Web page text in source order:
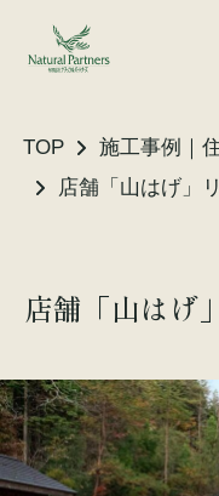
TOP
施工事例｜
店舗「山はげ」
店舗「山はげ
大工が建てる家
性能・素材